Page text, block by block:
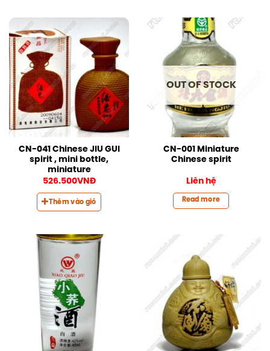
CN-041 Chinese JIU GUI
spirit , mini bottle,
miniature
526.500VNĐ
Thêm vào giỏ
OUT OF STOCK
CN-001 Miniature
Chinese spirit
Liên hệ
Read more